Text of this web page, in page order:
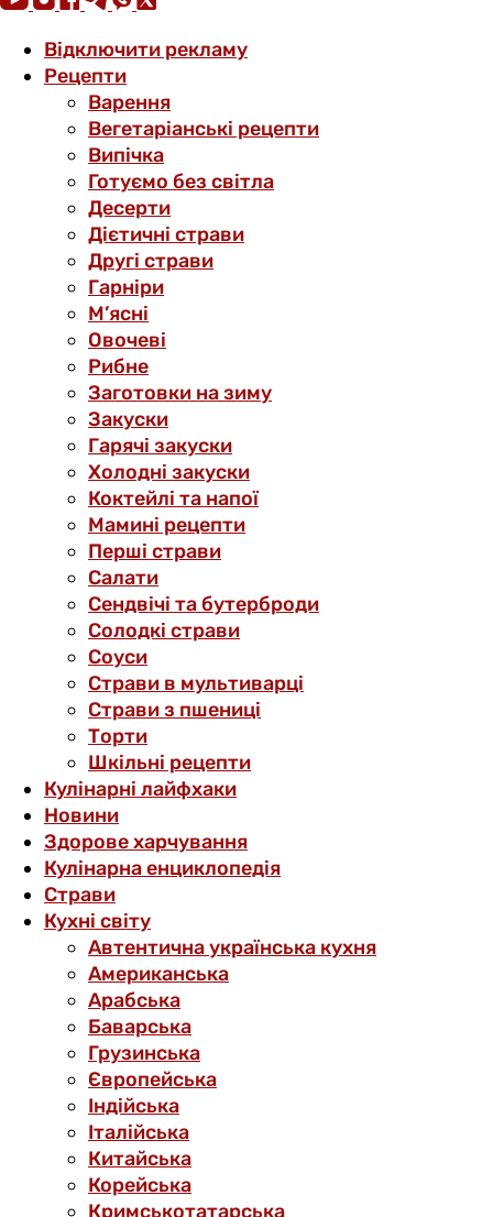
Відключити рекламу
Рецепти
Варення
Вегетаріанські рецепти
Випічка
Готуємо без світла
Десерти
Дієтичні страви
Другі страви
Гарніри
М’ясні
Овочеві
Рибне
Заготовки на зиму
Закуски
Гарячі закуски
Холодні закуски
Коктейлі та напої
Мамині рецепти
Перші страви
Салати
Сендвічі та бутерброди
Солодкі страви
Соуси
Страви в мультиварці
Страви з пшениці
Торти
Шкільні рецепти
Кулінарні лайфхаки
Новини
Здорове харчування
Кулінарна енциклопедія
Страви
Кухні світу
Автентична українська кухня
Американська
Арабська
Баварська
Грузинська
Європейська
Індійська
Італійська
Китайська
Корейська
Кримськотатарська